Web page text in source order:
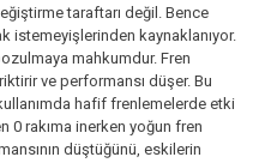
taraftarı değil. Bence
istemeyişlerinden kaynaklanıyor.
mahkumdur. Fren
ve performansı düşer. Bu
hafif frenlemelerde etki
0 rakıma inerken yoğun fren
düştüğünü, eskilerin